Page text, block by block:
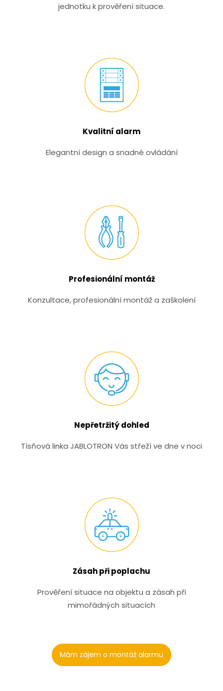
jednotku k prověření situace.
Kvalitní alarm
Elegantní design a snadné ovládání
Profesionální montáž
Konzultace, profesionální montáž a zaškolení
Nepřetržitý dohled
Tísňová linka JABLOTRON Vás střeží ve dne v noci
Zásah při poplachu
Prověření situace na objektu a zásah při
mimořádných situacích
Mám zájem o montáž alarmu